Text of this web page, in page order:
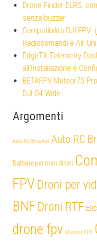
Drone Finder ELRS:
senza buzzer
Compatibilità DJI FPV:
Radiocomandi e Air
EdgeTX Telemetry
all’Installazione e
BETAFPV Meteor75
DJI O4 Wide
Argomenti
Auto RC Brushed Auto RC
Batterie per mini droni
FPV Droni per
BNF Droni RTF
drone fpv Monitor FPV